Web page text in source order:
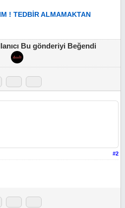
! TEDBİR ALMAMAKTAN
Bu gönderiyi Beğendi
#2